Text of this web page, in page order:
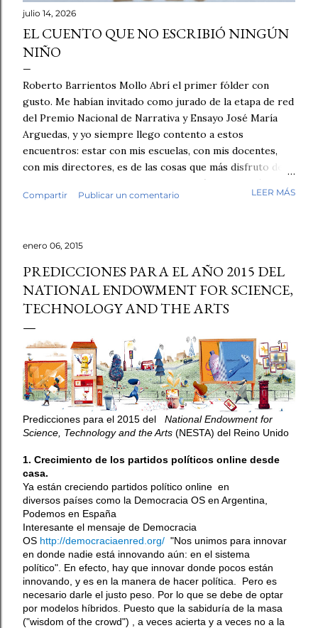
julio 14, 2026
EL CUENTO QUE NO ESCRIBIÓ NINGÚN
NIÑO
Roberto Barrientos Mollo Abrí el primer fólder con
gusto. Me habían invitado como jurado de la etapa de red
del Premio Nacional de Narrativa y Ensayo José María
Arguedas, y yo siempre llego contento a estos
encuentros: estar con mis escuelas, con mis docentes,
con mis directores, es de las cosas que más disfruto de
mi trabajo. Antes de empezar la revisión hubo café,
saludos, conversación. Luego, los fólderes. Leí el primer
el tipo de redacción, esa tersura sin fisuras que uno
reconoce cuando ha leído miles de textos escolares.
ensayos de secundaria. Luego contrasté mis sospechas
con varias herramientas de inteligencia artificial. El
diagnóstico se repetía: demasiado sintético, demasiado
perfecto. Y aquí quiero ser honesto: ningún detector es
infalible, y no pondría las manos al fuego por cada caso
individual. Pe...
Compartir Publicar un comentario LEER MÁS
enero 06, 2015
PREDICCIONES PARA EL AÑO 2015 DEL
NATIONAL ENDOWMENT FOR SCIENCE,
TECHNOLOGY AND THE ARTS
Predicciones para el 2015 del NationalEndowment for
Science, Technology and the Arts (NESTA) del Reino Unido
1. Crecimiento de los partidos políticos online desde
casa.
Ya están creciendo partidos político online en
diversos países como la Democracia OS en Argentina,
Podemos en España
Interesante el mensaje de Democracia
OS http://democraciaenred.org/ "Nos unimos para innovar
en donde nadie está innovando aún: en el sistema
político". En efecto, hay que innovar donde pocos están
innovando, y es en la manera de hacer política. Pero es
necesario darle el justo peso. Por lo que se debe de optar
por modelos híbridos. Puesto que la sabiduría de la masa
("wisdom of the crowd") , a veces acierta y a veces no a la